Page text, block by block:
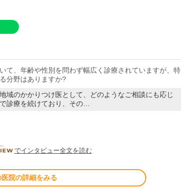
て、年齢や性別を問わず幅広く診療されていますが、特
分野はありますか?
域のかかりつけ医として、どのようなご相談にも応じ
診療を続けており、その…
DOCTORVIEW
でインタビュー全文を読む
医院の詳細をみる